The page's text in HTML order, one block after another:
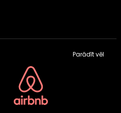
Parādīt vēl